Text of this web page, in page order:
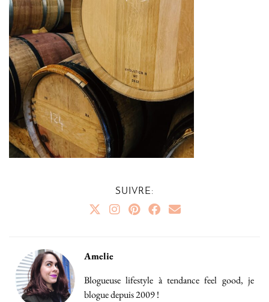
SUIVRE:
Amelie
Blogueuse lifestyle à tendance feel good, je
blogue depuis 2009 !